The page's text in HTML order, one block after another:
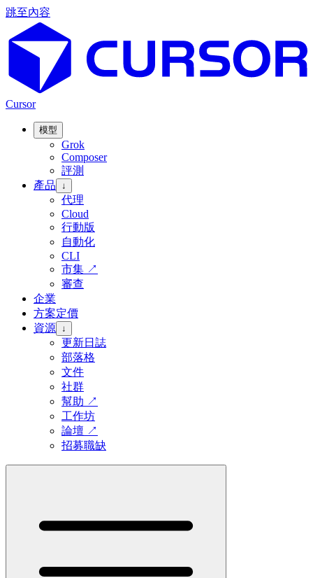
跳至內容
Cursor
模型
Grok
Composer
評測
產品
↓
代理
Cloud
行動版
自動化
CLI
市集 ↗
審查
企業
方案定價
資源 ↓
更新日誌
部落格
文件
社群
幫助 ↗
工作坊
論壇 ↗
招募職缺